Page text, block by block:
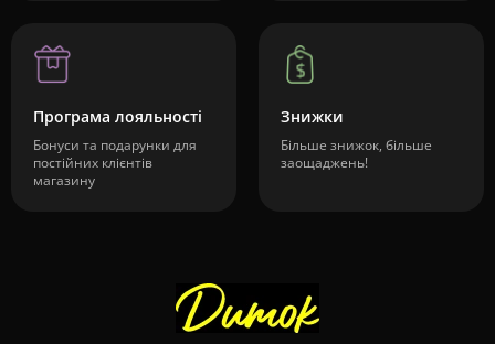
Програма лояльності
Бонуси та подарунки для
постійних клієнтів
магазину
Знижки
Більше знижок, більше
заощаджень!